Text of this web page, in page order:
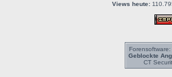
Views heute:
Forensoftware:
Geblockte
CT